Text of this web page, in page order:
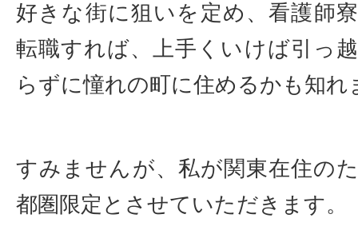
好きな街に狙いを定め、看護師
転職すれば、上手くいけば引っ
らずに憧れの町に住めるかも知れ
すみませんが、私が関東在住の
都圏限定とさせていただきます。